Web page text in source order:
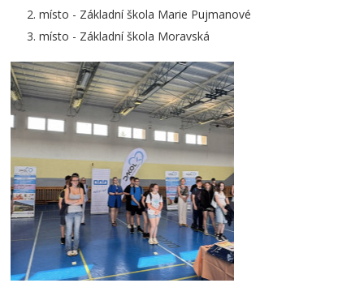
místo - Základní škola Marie Pujmanové
místo - Základní škola Moravská